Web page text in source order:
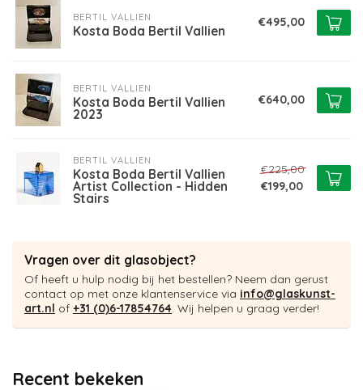
BERTIL VALLIEN
Kosta Boda Bertil Vallien
€495,00
BERTIL VALLIEN
Kosta Boda Bertil Vallien
2023
€640,00
BERTIL VALLIEN
Kosta Boda Bertil Vallien
Artist Collection - Hidden
Stairs
€225,00
€199,00
Vragen over dit glasobject?
Of heeft u hulp nodig bij het bestellen? Neem dan gerust
contact op met onze klantenservice via info@glaskunst-
art.nl of +31 (0)6-17854764. Wij helpen u graag verder!
Recent bekeken